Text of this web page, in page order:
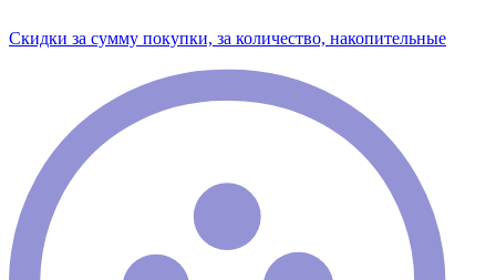
Скидки за сумму покупки, за количество, накопительные